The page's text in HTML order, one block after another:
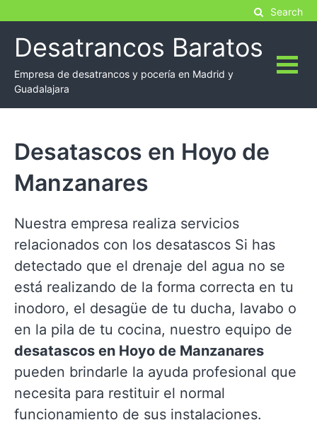
content
Search
Desatrancos Baratos
Empresa de desatrancos y pocería en Madrid y
Guadalajara
Desatascos en Hoyo de
Manzanares
Nuestra empresa realiza servicios
relacionados con los desatascos Si has
detectado que el drenaje del agua no se
está realizando de la forma correcta en tu
inodoro, el desagüe de tu ducha, lavabo o
en la pila de tu cocina, nuestro equipo de
desatascos en Hoyo de Manzanares
pueden brindarle la ayuda profesional que
necesita para restituir el normal
funcionamiento de sus instalaciones.